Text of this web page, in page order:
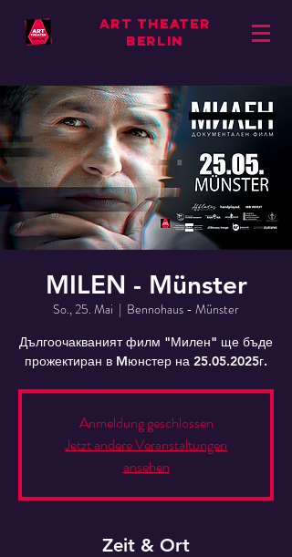
ART THEATER
BERLIN
MILEN - Münster
So., 25. Mai
  |
Bennohaus - Münster
Дългоочакваният филм "Милен" ще бъде
прожектиран в Mюнстер на 25.05.2025г.
Anmeldung geschlossen
Jetzt andere Veranstaltungen
ansehen
Zeit & Ort